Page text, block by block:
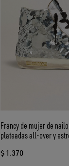
Francy de mujer de
plateadas all-over y
$ 1.370